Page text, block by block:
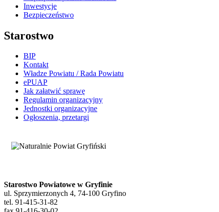
Inwestycje
Bezpieczeństwo
Starostwo
BIP
Kontakt
Władze Powiatu / Rada Powiatu
ePUAP
Jak załatwić sprawę
Regulamin organizacyjny
Jednostki organizacyjne
Ogłoszenia, przetargi
Starostwo Powiatowe w Gryfinie
ul. Sprzymierzonych 4, 74-100 Gryfino
tel. 91-415-31-82